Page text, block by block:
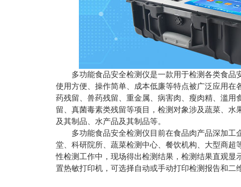
多功能食品安全检测仪是一款用于检测各类食品
使用方便、操作简单、成本低廉等特点被广泛应用在
药残留、兽药残留、重金属、病害肉、瘦肉精、滥用
留、真菌毒素类残留等项目，检测对象涉及蔬菜、
及其制品、水产品及其制品等。
多功能食品安全检测仪目前在食品肉产品深加工
堂、科研院所、蔬菜检测中心、餐饮机构、大型商超
性检测工作中，现场得出检测结果，检测结果直观显
置热敏打印机，可选择自动或手动打印检测报告和二